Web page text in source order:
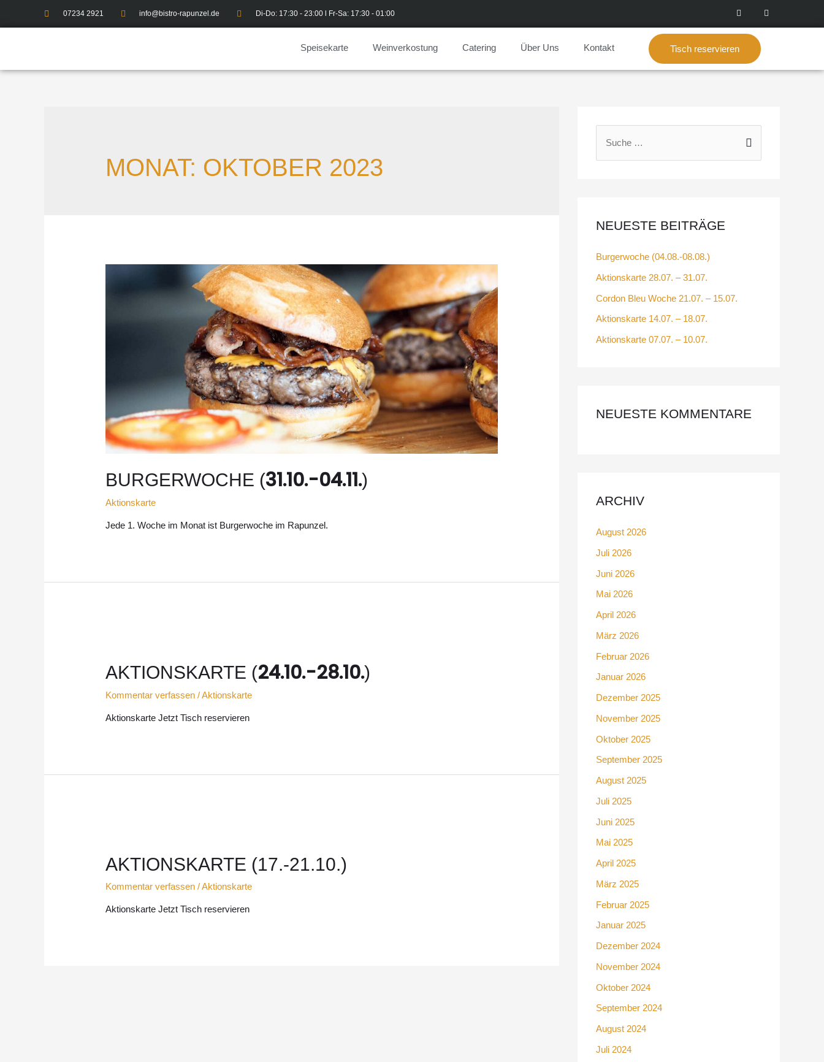
07234 2921 info@bistro-rapunzel.de Di-Do: 17:30 - 23:00 l Fr-Sa: 17:30 - 01:00
Speisekarte Weinverkostung Catering Über Uns Kontakt Tisch reservieren
MONAT: OKTOBER 2023
BURGERWOCHE (31.10.-04.11.)
Aktionskarte
Jede 1. Woche im Monat ist Burgerwoche im Rapunzel.
AKTIONSKARTE (24.10.-28.10.)
Kommentar verfassen /Aktionskarte
Aktionskarte Jetzt Tisch reservieren
AKTIONSKARTE (17.-21.10.)
Kommentar verfassen /Aktionskarte
Aktionskarte Jetzt Tisch reservieren
NEUESTE BEITRÄGE
Burgerwoche (04.08.-08.08.)
Aktionskarte 28.07. – 31.07.
Cordon Bleu Woche 21.07. – 15.07.
Aktionskarte 14.07. – 18.07.
Aktionskarte 07.07. – 10.07.
NEUESTE KOMMENTARE
ARCHIV
August 2026
Juli 2026
Juni 2026
Mai 2026
April 2026
März 2026
Februar 2026
Januar 2026
Dezember 2025
November 2025
Oktober 2025
September 2025
August 2025
Juli 2025
Juni 2025
Mai 2025
April 2025
März 2025
Februar 2025
Januar 2025
Dezember 2024
November 2024
Oktober 2024
September 2024
August 2024
Juli 2024